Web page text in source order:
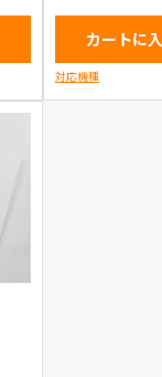
カートに
対応機種